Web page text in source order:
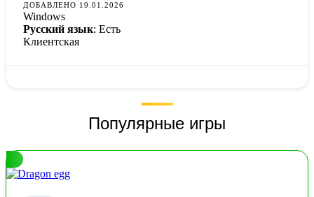
ДОБАВЛЕНО 19.01.2026
Windows
Русский язык: Есть
Клиентская
Популярные игры